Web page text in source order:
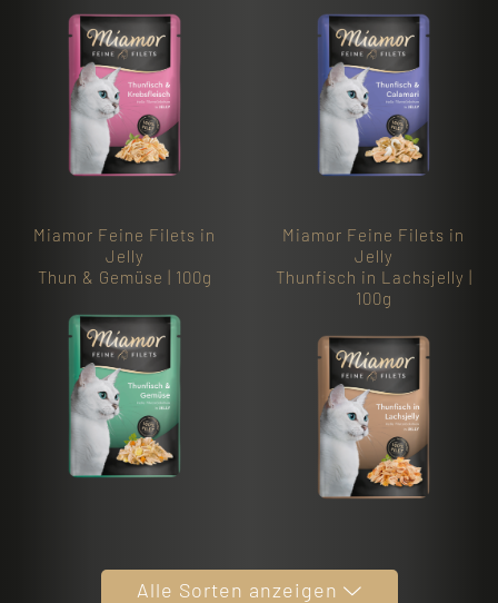
Miamor Feine Filets in
Jelly
Thun & Gemüse | 100g
Miamor Feine Filets in
Jelly
Thunfisch in Lachsjelly |
100g
Alle Sorten anzeigen